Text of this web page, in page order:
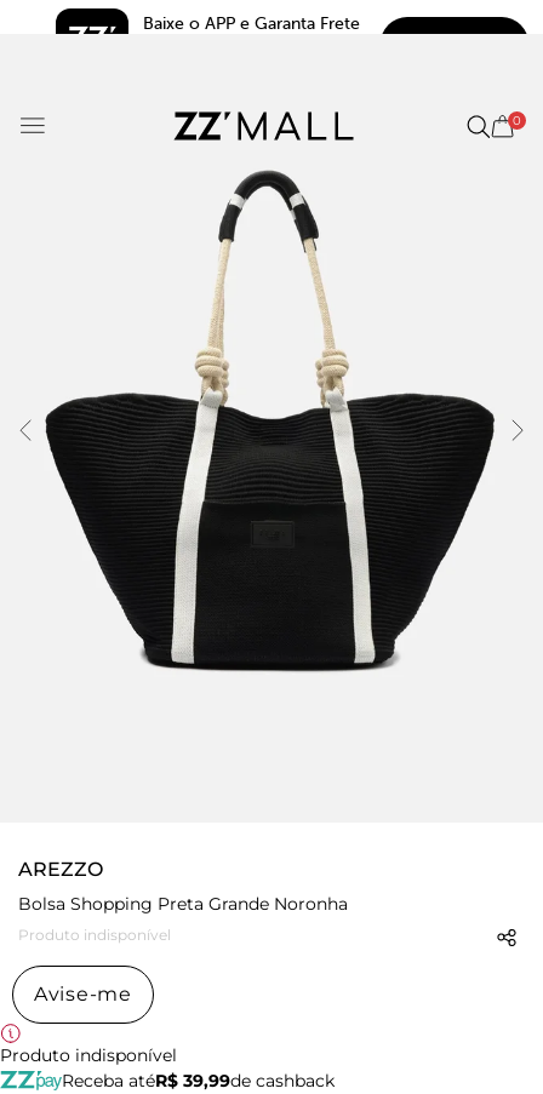
Baixe o APP e Garanta Frete
0
AREZZO
Bolsa Shopping Preta Grande Noronha
Produto indisponível
Avise-me
Produto indisponível
Receba atéR$ 39,99de cashback